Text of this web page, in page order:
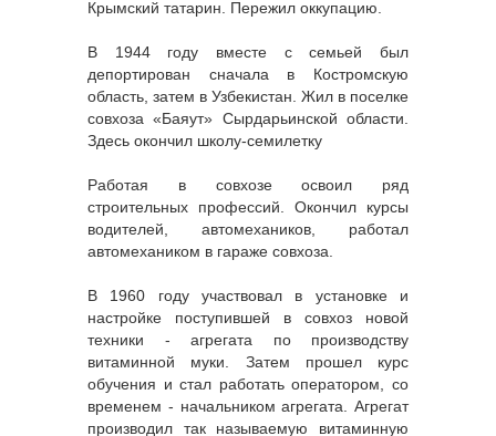
Крымский татарин. Пережил оккупацию.
В 1944 году вместе с семьей был
депортирован сначала в Костромскую
область, затем в Узбекистан. Жил в поселке
совхоза «Баяут» Сырдарьинской области.
Здесь окончил школу-семилетку
Работая в совхозе освоил ряд
строительных профессий. Окончил курсы
водителей, автомехаников, работал
автомехаником в гараже совхоза.
В 1960 году участвовал в установке и
настройке поступившей в совхоз новой
техники - агрегата по производству
витаминной муки. Затем прошел курс
обучения и стал работать оператором, со
временем - начальником агрегата. Агрегат
производил так называемую витаминную